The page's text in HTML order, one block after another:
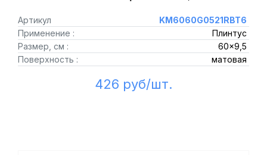
Артикул
KM6060G0521RBT6
Применение :
Плинтус
Размер, см :
60x9,5
Поверхность :
матовая
426 руб/шт.